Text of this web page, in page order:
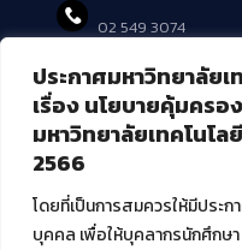
ประกาศมหาวิทยาลัย
เรื่อง นโยบายคุ้มคร
มหาวิทยาลัยเทคโนโ
2566
โดยที่เป็นการสมควรให้มีประ
บุคคล เพื่อให้บุคลากรนักศึกษ
02 549 3074
บริการอื่นๆ ของ สวส.
ศูนย์สื่อดิจิทัล
ศูนย์นวัตกรรมและความรู้
สมัยใหม่ (MoSeC)